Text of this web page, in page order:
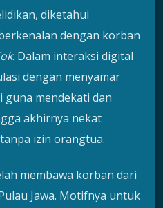
diketahui
dengan korban
. Dalam interaksi digital
dengan menyamar
guna mendekati dan
akhirnya nekat
izin orangtua.
membawa korban dari
Jawa. Motifnya untuk